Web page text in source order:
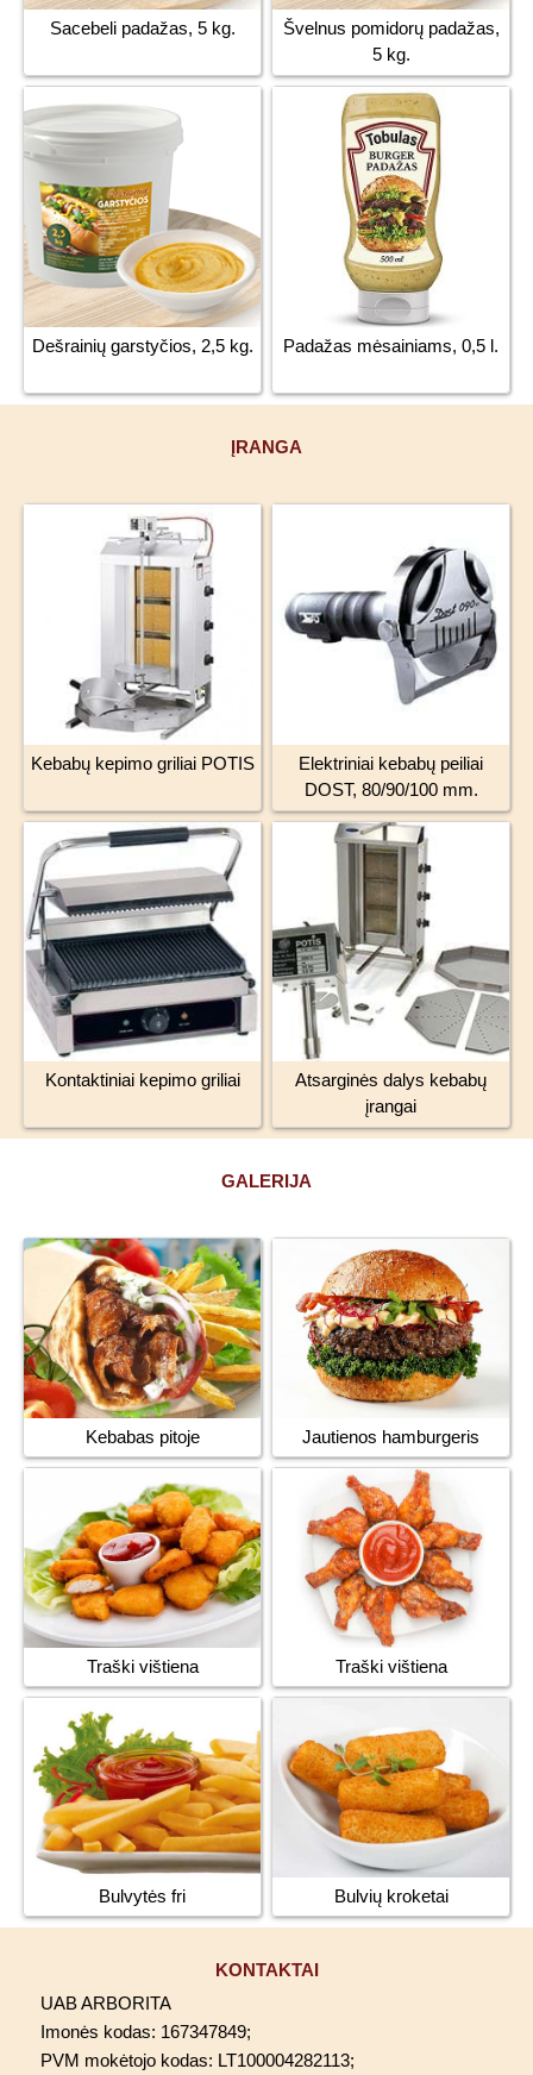
Sacebeli padažas, 5 kg.
Švelnus pomidorų padažas,
5 kg.
Dešrainių garstyčios, 2,5 kg. Padažas mėsainiams, 0,5 l.
ĮRANGA
Kebabų kepimo griliai POTIS
Elektriniai kebabų peiliai
DOST, 80/90/100 mm.
Kontaktiniai kepimo griliai
Atsarginės dalys kebabų
įrangai
GALERIJA
Kebabas pitoje Jautienos hamburgeris
Traški vištiena Traški vištiena
Bulvytės fri Bulvių kroketai
KONTAKTAI
UAB ARBORITA
Imonės kodas: 167347849;
PVM mokėtojo kodas: LT100004282113;